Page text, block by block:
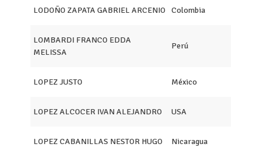
LODOÑO ZAPATA GABRIEL ARCENIO Colombia
LOMBARDI FRANCO EDDA
MELISSA
Perú
LOPEZ JUSTO México
LOPEZ ALCOCER IVAN ALEJANDRO USA
LOPEZ CABANILLAS NESTOR HUGO Nicaragua